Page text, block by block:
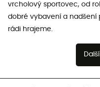
vrcholový sportovec, od
dobré vybavení a nadšení
rádi hrajeme.